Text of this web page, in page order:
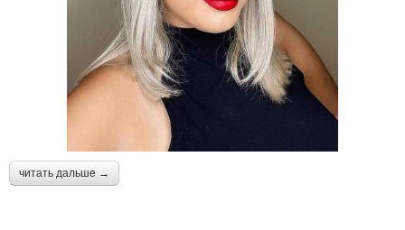
читать дальше →